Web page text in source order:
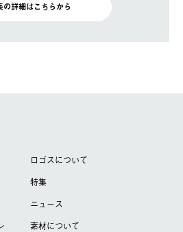
の詳細はこちらから
ロゴスについて
特集
ニュース
素材について